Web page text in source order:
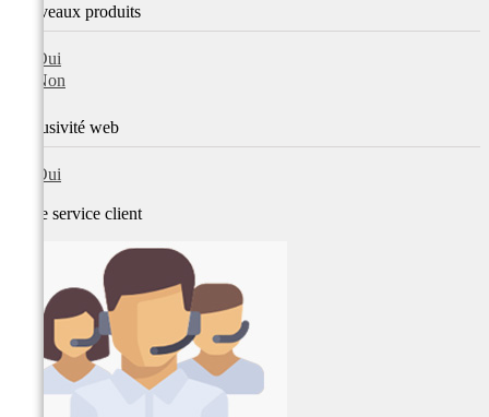
Nouveaux produits
Oui
Non
Exclusivité web
Oui
Notre service client